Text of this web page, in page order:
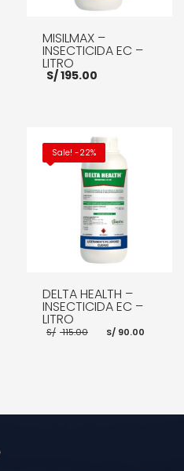
MISILMAX –
INSECTICIDA EC –
LITRO
S/195.00
AÑADIR AL CARRITO
Sale! -22%
DELTA HEALTH –
INSECTICIDA EC –
LITRO
S/ 115.00 El
precio
S/90.00